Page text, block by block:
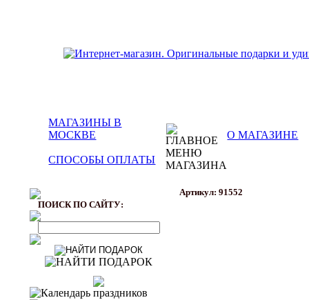
МАГАЗИНЫ В
МОСКВЕ
О МАГАЗИНЕ
СПОСОБЫ ОПЛАТЫ
ПОИСК ПО САЙТУ:
Артикул: 91552